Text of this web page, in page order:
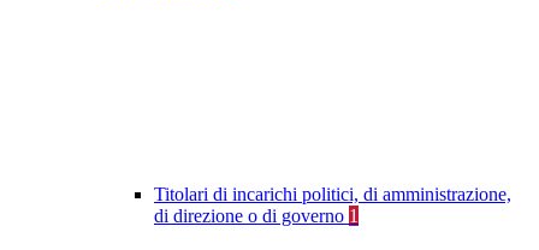
Titolari di incarichi politici, di amministrazione,
di direzione o di governo 1